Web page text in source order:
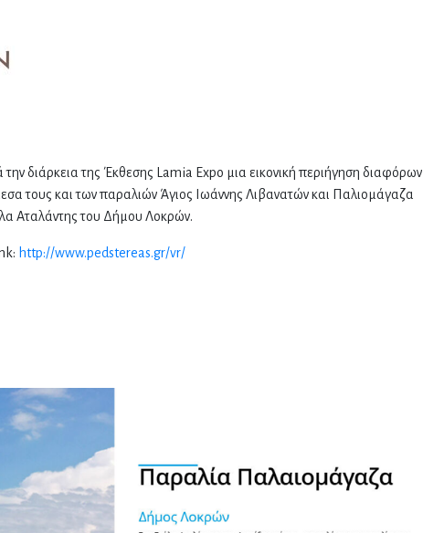
διάρκεια της Έκθεσης Lamia Expo μια εικονική περιήγηση διαφόρων
τους και των παραλιών Άγιος Ιωάννης Λιβανατών και Παλιομάγαζα
Αταλάντης του Δήμου Λοκρών.
http://www.pedstereas.gr/vr/